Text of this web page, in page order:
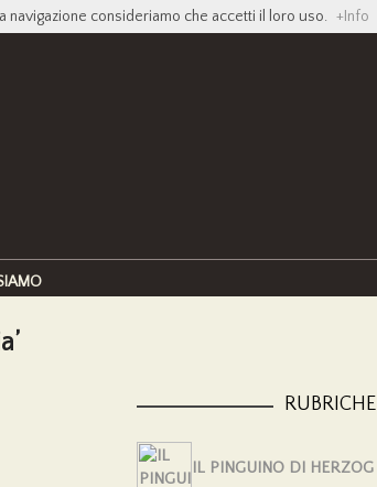
RUBRICHE
IL PINGUINO DI HERZOG
consideriamo che accetti il loro uso. +Info